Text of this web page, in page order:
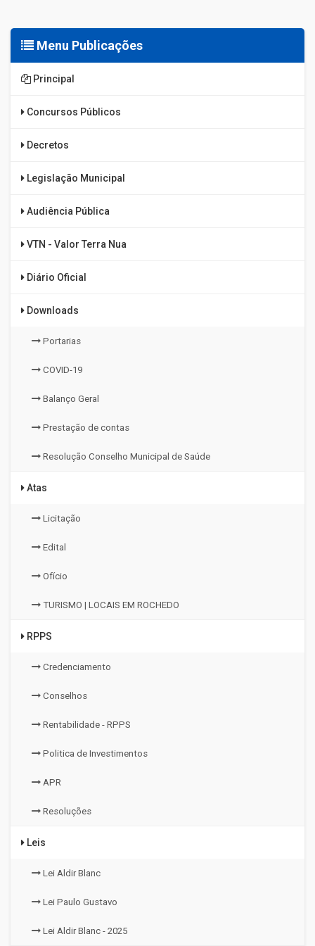
Menu Publicações
Principal
Concursos Públicos
Decretos
Legislação Municipal
Audiência Pública
VTN - Valor Terra Nua
Diário Oficial
Downloads
Portarias
COVID-19
Balanço Geral
Prestação de contas
Resolução Conselho Municipal de Saúde
Atas
Licitação
Edital
Ofício
TURISMO | LOCAIS EM ROCHEDO
RPPS
Credenciamento
Conselhos
Rentabilidade - RPPS
Politica de Investimentos
APR
Resoluções
Leis
Lei Aldir Blanc
Lei Paulo Gustavo
Lei Aldir Blanc - 2025